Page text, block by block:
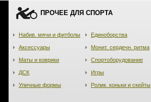
ПРОЧЕЕ ДЛЯ СПОРТА
Набив. мячи и фитболы
Аксессуары
Маты и коврики
ДСК
Уличные формы
Единоборства
Монит. сердечн. ритма
Спортоборудование
Игры
Ролик. коньки и скейты
создание сайтов , продвижение сайтов, etc.